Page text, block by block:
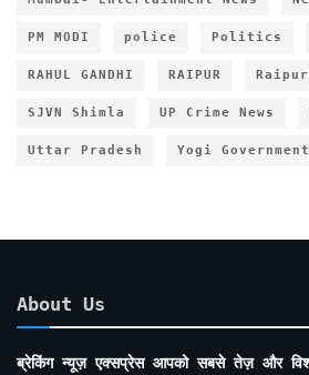
PM MODI police Politics
RAHUL GANDHI RAIPUR Raipur
SJVN Shimla UP Crime News
Uttar Pradesh Yogi Government
About Us
ब्रेकिंग न्यूज़ एक्सप्रेस आपको सबसे तेज़ और